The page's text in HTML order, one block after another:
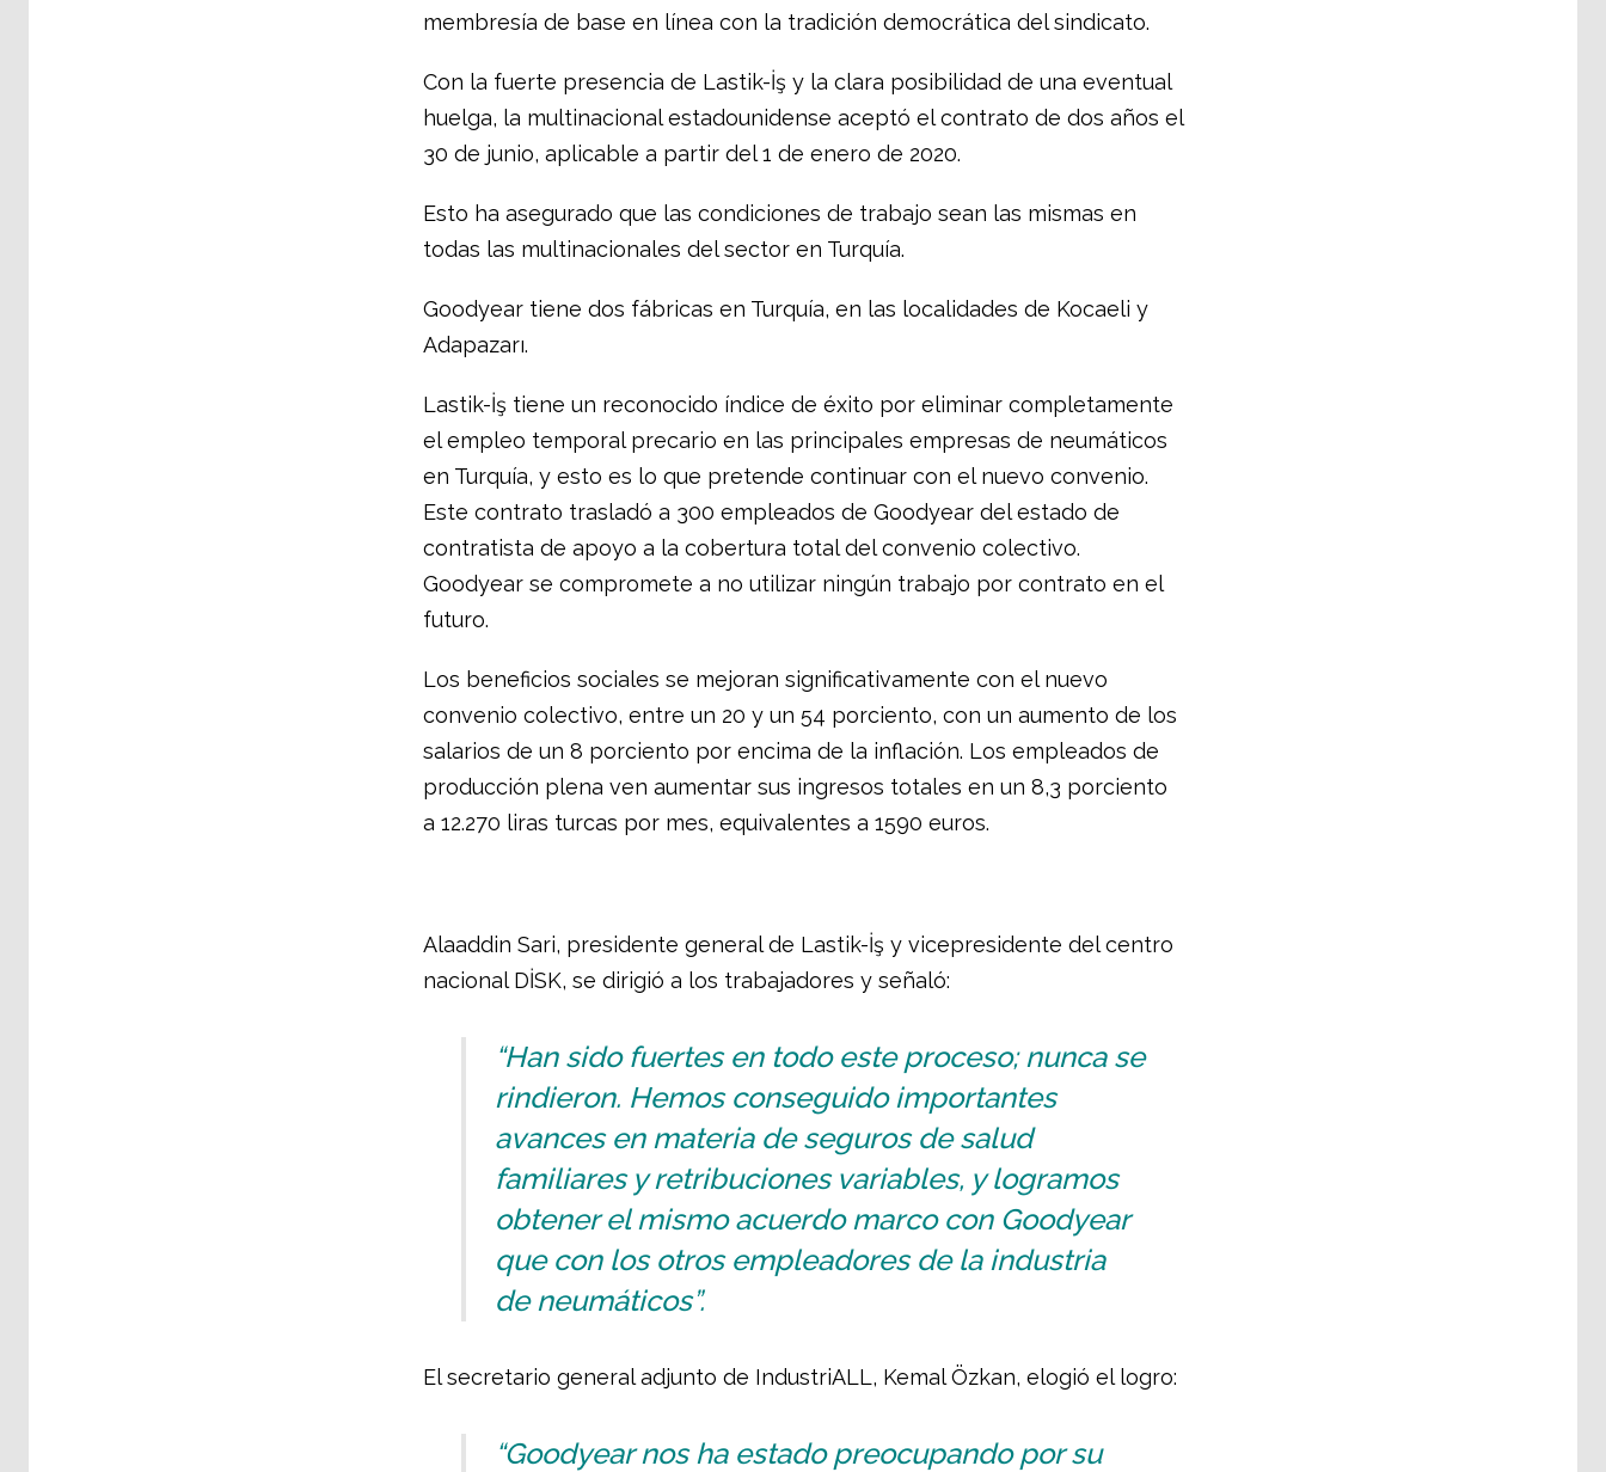
membresía de base en línea con la tradición democrática del sindicato.
Con la fuerte presencia de Lastik-İş y la clara posibilidad de una eventual
huelga, la multinacional estadounidense aceptó el contrato de dos años el
30 de junio, aplicable a partir del 1 de enero de 2020.
Esto ha asegurado que las condiciones de trabajo sean las mismas en
todas las multinacionales del sector en Turquía.
Goodyear tiene dos fábricas en Turquía, en las localidades de Kocaeli y
Adapazarı.
Lastik-İş tiene un reconocido índice de éxito por eliminar completamente
el empleo temporal precario en las principales empresas de neumáticos
en Turquía, y esto es lo que pretende continuar con el nuevo convenio.
Este contrato trasladó a 300 empleados de Goodyear del estado de
contratista de apoyo a la cobertura total del convenio colectivo.
Goodyear se compromete a no utilizar ningún trabajo por contrato en el
futuro.
Los beneficios sociales se mejoran significativamente con el nuevo
convenio colectivo, entre un 20 y un 54 porciento, con un aumento de los
salarios de un 8 porciento por encima de la inflación. Los empleados de
producción plena ven aumentar sus ingresos totales en un 8,3 porciento
a 12.270 liras turcas por mes, equivalentes a 1590 euros.
Alaaddin Sari, presidente general de Lastik-İş y vicepresidente del centro
nacional DİSK, se dirigió a los trabajadores y señaló:
“Han sido fuertes en todo este proceso; nunca se
rindieron. Hemos conseguido importantes
avances en materia de seguros de salud
familiares y retribuciones variables, y logramos
obtener el mismo acuerdo marco con Goodyear
que con los otros empleadores de la industria
de neumáticos”.
El secretario general adjunto de IndustriALL, Kemal Özkan, elogió el logro:
“Goodyear nos ha estado preocupando por su